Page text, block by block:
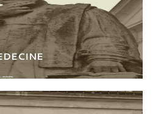
exposant les
pratique et son